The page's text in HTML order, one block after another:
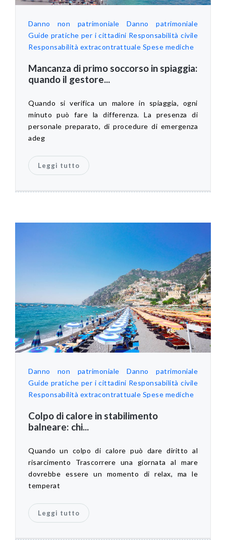
Danno non patrimoniale
Danno patrimoniale
Guide pratiche per i cittadini Responsabilità civile
Responsabilità extracontrattuale Spese mediche
Mancanza di primo soccorso in spiaggia:
quando il gestore...
Quando si verifica un malore in spiaggia, ogni
minuto può fare la differenza. La presenza di
personale preparato, di procedure di emergenza
adeg
Leggi tutto
Danno non patrimoniale
Danno patrimoniale
Guide pratiche per i cittadini Responsabilità civile
Responsabilità extracontrattuale Spese mediche
Colpo di calore in stabilimento
balneare: chi...
Quando un colpo di calore può dare diritto al
risarcimento Trascorrere una giornata al mare
dovrebbe essere un momento di relax, ma le
temperat
Leggi tutto